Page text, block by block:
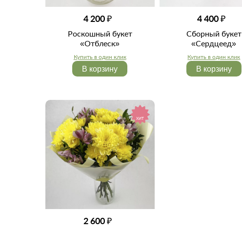
4 200 ₽
Роскошный букет
«Отблеск»
Купить в один клик
В корзину
4 400 ₽
Сборный букет
«Сердцеед»
Купить в один клик
В корзину
ХИТ
2 600 ₽